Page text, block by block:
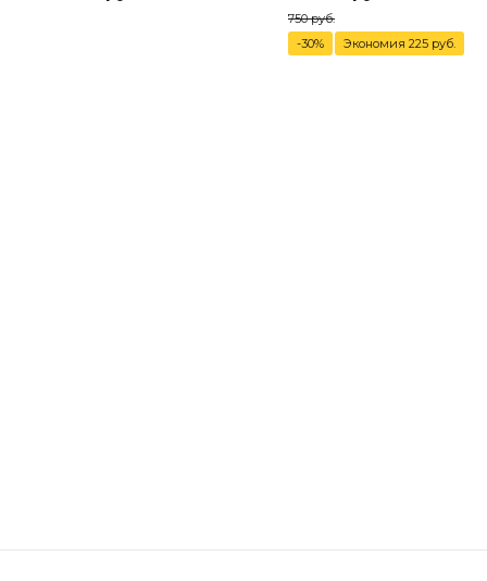
750 руб.
-30%
Экономия 225 руб.